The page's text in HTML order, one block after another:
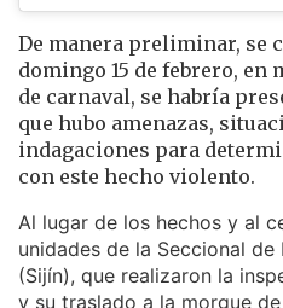
De manera preliminar, se
domingo 15 de febrero, en
de carnaval, se habría
que hubo amenazas,
indagaciones para
con este hecho violento.
Al lugar de los hechos y al
unidades de la Seccional
(Sijín), que realizaron la
y su traslado a la morgue